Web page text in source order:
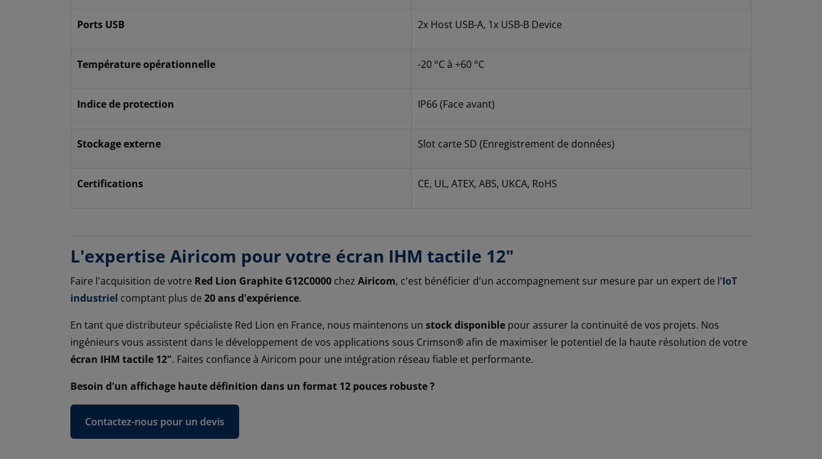
Ports USB 2x Host USB-A, 1x USB-B Device
Température opérationnelle -20 °C à +60 °C
Indice de protection IP66 (Face avant)
Stockage externe Slot carte SD (Enregistrement de données)
Certifications CE, UL, ATEX, ABS, UKCA, RoHS
L'expertise Airicom pour votre écran IHM tactile 12"
Faire l'acquisition de votre Red Lion Graphite G12C0000 chez Airicom, c'est bénéficier d'un accompagnement sur mesure par un expert de l'IoT
industriel comptant plus de 20 ans d'expérience.
En tant que distributeur spécialiste Red Lion en France, nous maintenons un stock disponible pour assurer la continuité de vos projets. Nos
ingénieurs vous assistent dans le développement de vos applications sous Crimson® afin de maximiser le potentiel de la haute résolution de votre
écran IHM tactile 12". Faites confiance à Airicom pour une intégration réseau fiable et performante.
Besoin d'un affichage haute définition dans un format 12 pouces robuste ?
Contactez-nous pour un devis